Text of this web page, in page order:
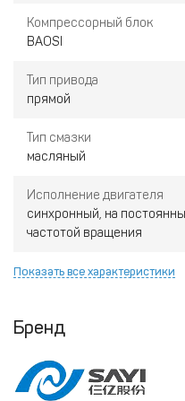
Компрессорный блок
BAOSI
Тип привода
прямой
Тип смазки
масляный
Исполнение двигателя
синхронный, на
частотой вращения
Показать все характеристики
Бренд